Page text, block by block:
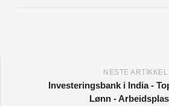
NESTE ARTIKKEL
Investeringsbank i India -
Lønn -